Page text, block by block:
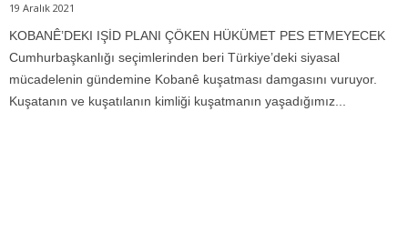
19 Aralık 2021
KOBANÊ’DEKI IŞİD PLANI ÇÖKEN HÜKÜMET PES ETMEYECEK
Cumhurbaşkanlığı seçimlerinden beri Türkiye’deki siyasal
mücadelenin gündemine Kobanê kuşatması damgasını vuruyor.
Kuşatanın ve kuşatılanın kimliği kuşatmanın yaşadığımız...